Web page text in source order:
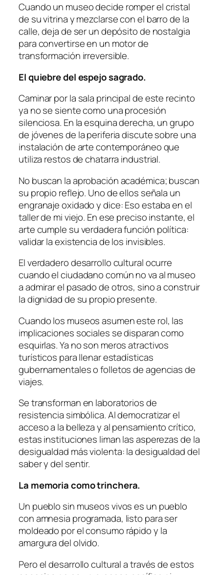
Cuando un museo decide romper el cristal
de su vitrina y mezclarse con el barro de la
calle, deja de ser un depósito de nostalgia
para convertirse en un motor de
transformación irreversible.
El quiebre del espejo sagrado.
Caminar por la sala principal de este recinto
ya no se siente como una procesión
silenciosa. En la esquina derecha, un grupo
de jóvenes de la periferia discute sobre una
instalación de arte contemporáneo que
utiliza restos de chatarra industrial.
No buscan la aprobación académica; buscan
su propio reflejo. Uno de ellos señala un
engranaje oxidado y dice: Eso estaba en el
taller de mi viejo. En ese preciso instante, el
arte cumple su verdadera función política:
validar la existencia de los invisibles.
El verdadero desarrollo cultural ocurre
cuando el ciudadano común no va al museo
a admirar el pasado de otros, sino a construir
la dignidad de su propio presente.
Cuando los museos asumen este rol, las
implicaciones sociales se disparan como
esquirlas. Ya no son meros atractivos
turísticos para llenar estadísticas
gubernamentales o folletos de agencias de
viajes.
Se transforman en laboratorios de
resistencia simbólica. Al democratizar el
acceso a la belleza y al pensamiento crítico,
estas instituciones liman las asperezas de la
desigualdad más violenta: la desigualdad del
saber y del sentir.
La memoria como trinchera.
Un pueblo sin museos vivos es un pueblo
con amnesia programada, listo para ser
moldeado por el consumo rápido y la
amargura del olvido.
Pero el desarrollo cultural a través de estos